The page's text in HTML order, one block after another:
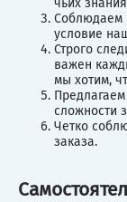
Соблюдаем
условие
Строго
важен
мы хотим,
сложности
Четко
заказа.